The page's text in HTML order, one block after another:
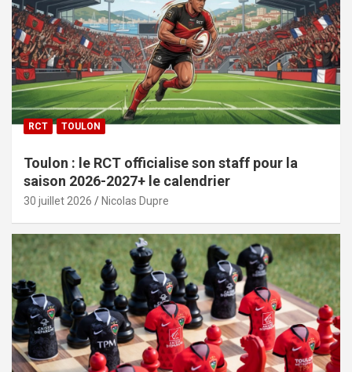
RCT TOULON
Toulon : le RCT officialise son staff pour la
saison 2026-2027+ le calendrier
30 juillet 2026 Nicolas Dupre